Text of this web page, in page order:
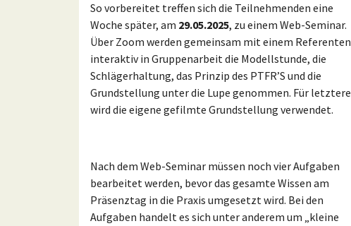
So vorbereitet treffen sich die Teilnehmenden eine
Woche später, am 29.05.2025, zu einem Web-Seminar.
Über Zoom werden gemeinsam mit einem Referenten
interaktiv in Gruppenarbeit die Modellstunde, die
Schlägerhaltung, das Prinzip des PTFR’S und die
Grundstellung unter die Lupe genommen. Für letztere
wird die eigene gefilmte Grundstellung verwendet.
Nach dem Web-Seminar müssen noch vier Aufgaben
bearbeitet werden, bevor das gesamte Wissen am
Präsenztag in die Praxis umgesetzt wird. Bei den
Aufgaben handelt es sich unter anderem um „kleine